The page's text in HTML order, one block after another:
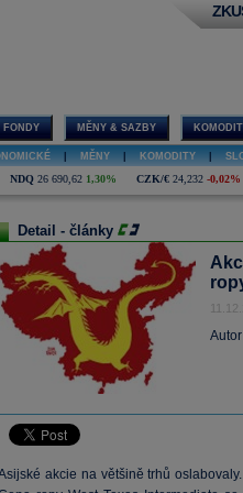
MĚNY & SAZBY
MĚNY KOMODITY
NDQ 26 690,62 1,30% CZK/€ 24,232 -0,02%
Detail - články
akcie na většině trhů